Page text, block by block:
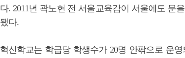
다. 2011년 곽노현 전 서울교육감이 서울에도 문
됐다.
혁신학교는 학급당 학생수가 20명 안팎으로 운